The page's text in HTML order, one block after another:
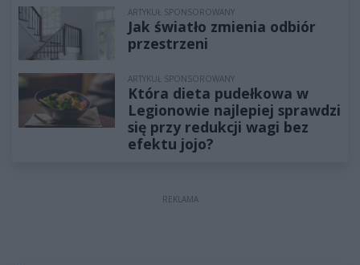
ARTYKUŁ SPONSOROWANY
Jak światło zmienia odbiór
przestrzeni
ARTYKUŁ SPONSOROWANY
Która dieta pudełkowa w
Legionowie najlepiej sprawdzi
się przy redukcji wagi bez
efektu jojo?
REKLAMA